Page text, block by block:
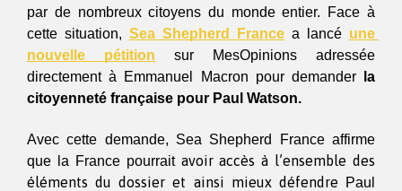
par de nombreux citoyens du monde entier. Face à
cette situation, Sea Shepherd France a lancé une
nouvelle pétition sur MesOpinions adressée
directement à Emmanuel Macron pour demander la
citoyenneté française pour Paul Watson.
Avec cette demande, Sea Shepherd France affirme
que la France pourrait avoir accès à l’ensemble des
éléments du dossier et ainsi mieux défendre Paul